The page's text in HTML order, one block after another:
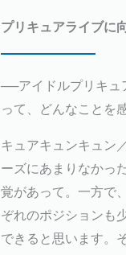
プリキュアライブに
──アイドルプリキュ
って、どんなことを
キュアキュンキュン
ーズにあまりなかっ
覚があって。一方で
ぞれのポジションも
できると思います。